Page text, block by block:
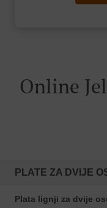
Online
PLATE ZA DVIJE
Plata lignji za dvije